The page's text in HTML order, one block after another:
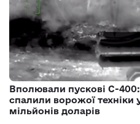
Вполювали пускові С-400:
спалили ворожої техніки
мільйонів доларів